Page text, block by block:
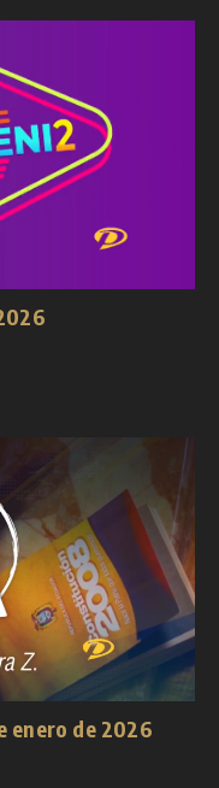
enero de 2026